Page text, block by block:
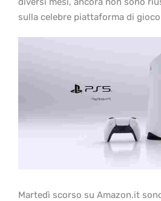
sulla celebre piattaforma di
Martedì scorso su Amazon.it